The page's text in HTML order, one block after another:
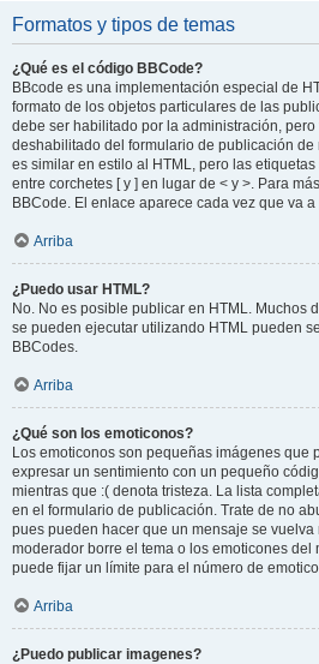
Formatos y tipos de temas
¿Qué es el código BBCode?
BBcode es una implementación especial de
formato de los objetos particulares de las
debe ser habilitado por la administración,
deshabilitado del formulario de publicación
es similar en estilo al HTML, pero las
entre corchetes [ y ] en lugar de < y >. Para
BBCode. El enlace aparece cada vez que va
Arriba
¿Puedo usar HTML?
No. No es posible publicar en HTML. Muchos
se pueden ejecutar utilizando HTML pueden
BBCodes.
Arriba
¿Qué son los emoticonos?
Los emoticonos son pequeñas imágenes que
expresar un sentimiento con un pequeño
mientras que :( denota tristeza. La lista
en el formulario de publicación. Trate de no
pues pueden hacer que un mensaje se vuelva
moderador borre el tema o los emoticones del
puede fijar un límite para el número de
Arriba
¿Puedo publicar imagenes?